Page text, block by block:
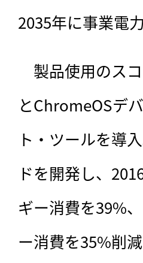
2035年に事業電
製品使用のス
とChromeOSデ
ト・ツールを導
ドを開発し、
ギー消費を39%
ー消費を35%削